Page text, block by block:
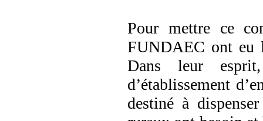
Pour mettre ce
FUNDAEC ont eu
Dans leur
d’établissement
destiné à